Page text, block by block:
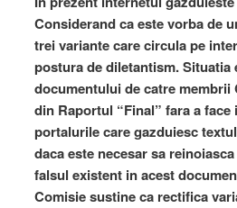
Considerand ca este vorba de
trei variante care circula pe
postura de diletantism. Situatia
documentului de catre membrii
din Raportul “Final” fara a
portalurile care gazduiesc
daca este necesar sa
falsul existent in acest
Comisie sustine ca rectifica